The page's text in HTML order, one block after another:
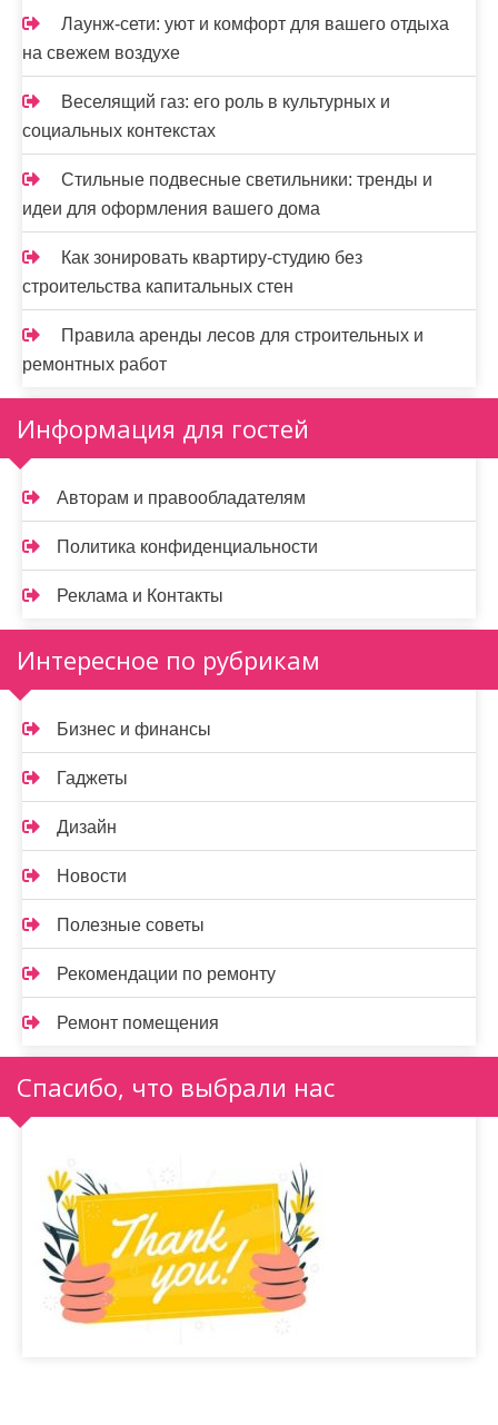
Лаунж-сети: уют и комфорт для вашего отдыха
на свежем воздухе
Веселящий газ: его роль в культурных и
социальных контекстах
Стильные подвесные светильники: тренды и
идеи для оформления вашего дома
Как зонировать квартиру-студию без
строительства капитальных стен
Правила аренды лесов для строительных и
ремонтных работ
Информация для гостей
Авторам и правообладателям
Политика конфиденциальности
Реклама и Контакты
Интересное по рубрикам
Бизнес и финансы
Гаджеты
Дизайн
Новости
Полезные советы
Рекомендации по ремонту
Ремонт помещения
Спасибо, что выбрали нас